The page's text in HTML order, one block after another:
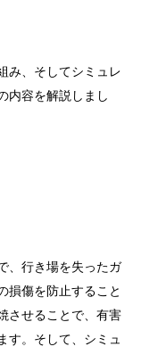
み、そしてシミュレ
内容を解説しまし
、行き場を失ったガ
損傷を防止すること
させることで、有害
す。そして、シミュ